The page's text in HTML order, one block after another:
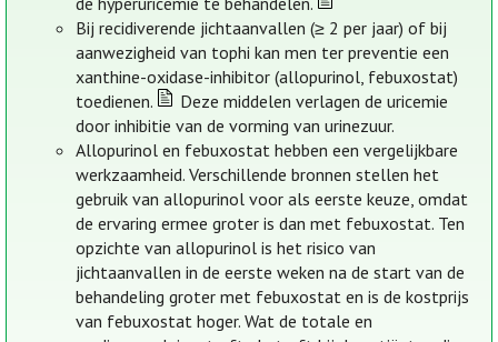
Bij recidiverende jichtaanvallen (≥ 2 per jaar) of bij
aanwezigheid van tophi kan men ter preventie een
xanthine-oxidase-inhibitor (allopurinol, febuxostat)
toedienen.
Deze middelen verlagen de uricemie
door inhibitie van de vorming van urinezuur.
Allopurinol en febuxostat hebben een vergelijkbare
werkzaamheid. Verschillende bronnen stellen het
gebruik van allopurinol voor als eerste keuze, omdat
de ervaring ermee groter is dan met febuxostat. Ten
opzichte van allopurinol is het risico van
jichtaanvallen in de eerste weken na de start van de
behandeling groter met febuxostat en is de kostprijs
van febuxostat hoger. Wat de totale en